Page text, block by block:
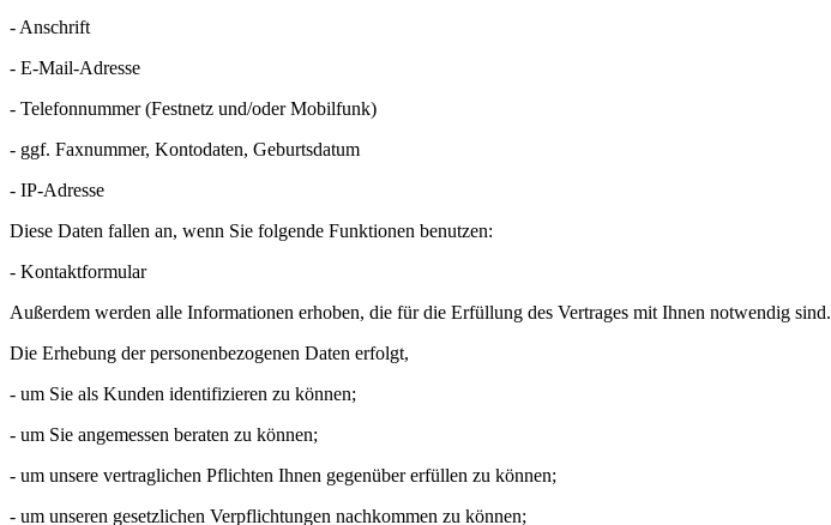
- Anschrift
- E-Mail-Adresse
- Telefonnummer (Festnetz und/oder Mobilfunk)
- ggf. Faxnummer, Kontodaten, Geburtsdatum
- IP-Adresse
Diese Daten fallen an, wenn Sie folgende Funktionen benutzen:
- Kontaktformular
Außerdem werden alle Informationen erhoben, die für die Erfüllung des Vertrages mit Ihnen notwendig sind.
Die Erhebung der personenbezogenen Daten erfolgt,
- um Sie als Kunden identifizieren zu können;
- um Sie angemessen beraten zu können;
- um unsere vertraglichen Pflichten Ihnen gegenüber erfüllen zu können;
- um unseren gesetzlichen Verpflichtungen nachkommen zu können;